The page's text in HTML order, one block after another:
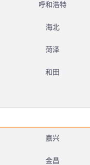
呼和浩特
海北
菏泽
和田
嘉兴
金昌